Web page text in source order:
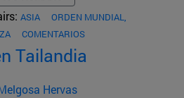
ASIA
ORDEN MUNDIAL,
COMENTARIOS
Tailandia
Hervas